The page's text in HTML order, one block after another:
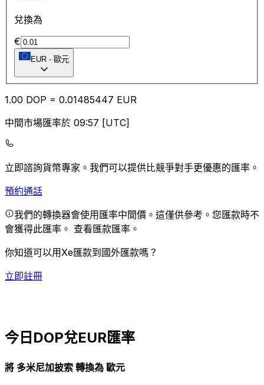
兌換為
€
EUR - 歐元
1.00 DOP = 0.01485447 EUR
中間市場匯率於 09:57 [UTC]
立即諮詢貨幣專家。 我們可以提供比競爭對手更優惠的匯率。
預約通話
我們的轉換器會使用匯率中間價。這僅供參考。您匯款時不
會獲得此匯率。 查看匯款匯率。
你知道可以用Xe匯款到國外匯款嗎？
立即註冊
今日DOP兌EUR匯率
將 多米尼加披索 轉換為 歐元